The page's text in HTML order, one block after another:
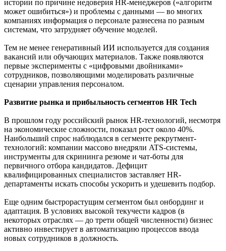
истории по причине недоверия HR-менеджеров («алгоритм
может ошибиться») и проблемы с данными — во многих
компаниях информация о персонале разнесена по разным
системам, что затрудняет обучение моделей.
Тем не менее генеративный ИИ используется для создания
вакансий или обучающих материалов. Также появляются
первые эксперименты с «цифровыми двойниками»
сотрудников, позволяющими моделировать различные
сценарии управления персоналом.
Развитие рынка и прибыльность сегментов HR Tech
В прошлом году российский рынок HR-технологий, несмотря
на экономические сложности, показал рост около 40%.
Наибольший спрос наблюдался в сегменте рекрутмент-
технологий: компании массово внедряли ATS-системы,
инструменты для скрининга резюме и чат-боты для
первичного отбора кандидатов. Дефицит
квалифицированных специалистов заставляет HR-
департаменты искать способы ускорить и удешевить подбор.
Еще одним быстрорастущим сегментом был онбординг и
адаптация. В условиях высокой текучести кадров (в
некоторых отраслях — до трети общей численности) бизнес
активно инвестирует в автоматизацию процессов ввода
новых сотрудников в должность.